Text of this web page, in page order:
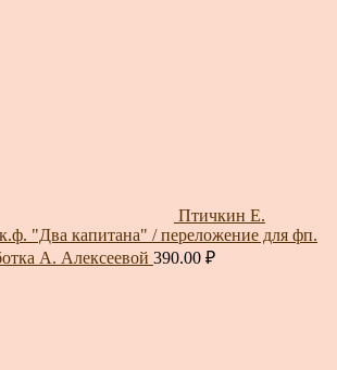
Птичкин Е.
"Два капитана" / переложение для фп.
А. Алексеевой 390.00 ₽